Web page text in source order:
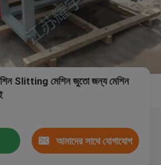
Slitting মেশিন জুতো জন্য মেশিন
আমাদের সাথে যোগাযোগ